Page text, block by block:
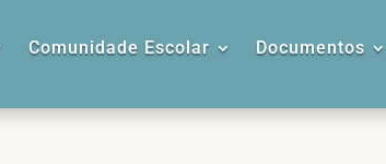
Comunidade Escolar Documentos